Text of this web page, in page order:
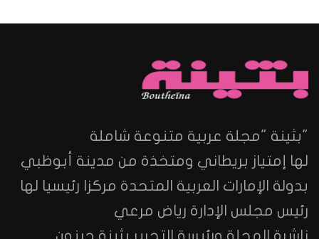
"بثينة "مجلة عربية متنوعة شاملة
لها إمتياز بريطاني ومتخذة من مدينة أبوظبي
بدولة الإمارات العربية المتحدة مركزا رئيسيا لها
رئيس مجلس الإدارة رياض مرعي
ناشرة المجلة ورئيسة التحرير بثينة جبنون